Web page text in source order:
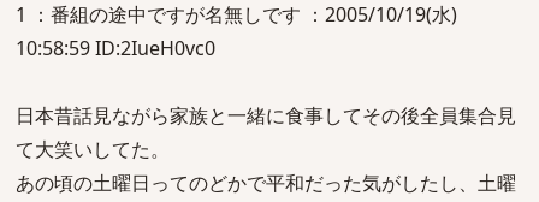
1 ：番組の途中ですが名無しです ：2005/10/19(水)
10:58:59 ID:2IueH0vc0
日本昔話見ながら家族と一緒に食事してその後全員集合見
て大笑いしてた。
あの頃の土曜日ってのどかで平和だった気がしたし、土曜